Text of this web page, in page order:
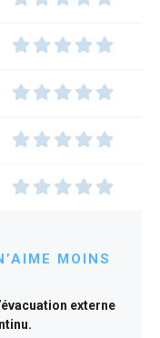
MOINS
externe